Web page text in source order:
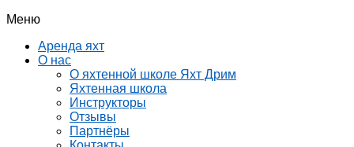
Меню
Аренда яхт
О нас
О яхтенной школе Яхт Дрим
Яхтенная школа
Инструкторы
Отзывы
Партнёры